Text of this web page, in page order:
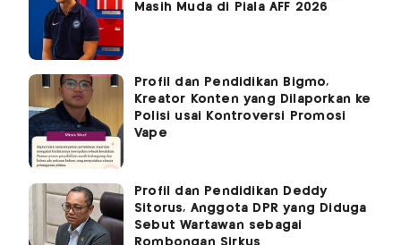
Masih Muda di Piala AFF 2026
Profil dan Pendidikan Bigmo,
Kreator Konten yang Dilaporkan ke
Polisi usai Kontroversi Promosi
Vape
Profil dan Pendidikan Deddy
Sitorus, Anggota DPR yang Diduga
Sebut Wartawan sebagai
Rombongan Sirkus